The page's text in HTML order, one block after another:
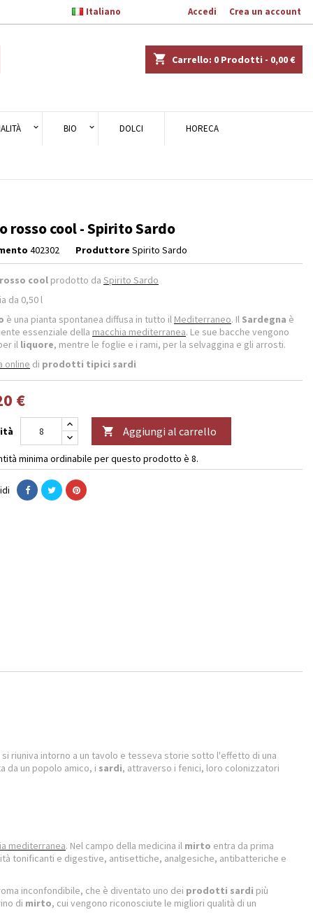
Accedi Crea un account
Italiano
shopping_cart Carrello: 0 Prodotti - 0,00 €
BIO DOLCI HORECA
rosso cool - Spirito Sardo
402302 Produttore Spirito Sardo
cool prodotto da Spirito Sardo
da 0,50 l
è una pianta spontanea diffusa in tutto il Mediterraneo. Il Sardegna è
essenziale della macchia mediterranea. Le sue bacche vengono
il liquore, mentre le foglie e i rami, per la selvaggina e gli arrosti.
online di prodotti tipici sardi
€
 Aggiungi al carrello
minima ordinabile per questo prodotto è 8.
riuniva intorno a un tavolo e tesseva storie sotto l'effetto di una
da un popolo amico, i sardi, attraverso i fenici, loro colonizzatori
mediterranea. Nel campo della medicina il mirto entra da prima
tonificanti e digestive, antisettiche, analgesiche, antibatteriche e
inconfondibile, che è diventato uno dei prodotti sardi più
di mirto, cui vengono riconosciute le migliori qualità di un